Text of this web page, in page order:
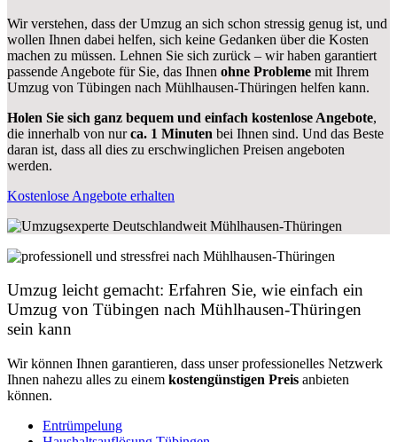
Wir verstehen, dass der Umzug an sich schon stressig genug ist, und
wollen Ihnen dabei helfen, sich keine Gedanken über die Kosten
machen zu müssen. Lehnen Sie sich zurück – wir haben garantiert
passende Angebote für Sie, das Ihnen ohne Probleme mit Ihrem
Umzug von Tübingen nach Mühlhausen-Thüringen helfen kann.
Holen Sie sich ganz bequem und einfach kostenlose Angebote,
die innerhalb von nurca. 1 Minuten bei Ihnen sind. Und das Beste
daran ist, dass all dies zu erschwinglichen Preisen angeboten
werden.
Kostenlose Angebote erhalten
Umzug leicht gemacht: Erfahren Sie, wie einfach ein
Umzug von Tübingen nach Mühlhausen-Thüringen
sein kann
Wir können Ihnen garantieren, dass unser professionelles Netzwerk
Ihnen nahezu alles zu einem kostengünstigen Preis anbieten
können.
Entrümpelung